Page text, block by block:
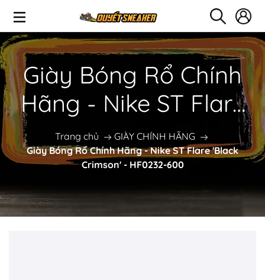
Giày Bóng Rổ Chính
Hãng - Nike ST Flare
'Black Crimson' -
HF0232-600
Trang chủ
GIÀY CHÍNH HÃNG
Giày Bóng Rổ Chính Hãng - Nike ST Flare 'Black
Crimson' - HF0232-600